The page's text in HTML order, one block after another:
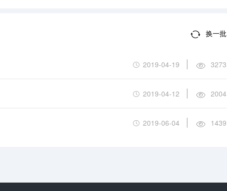
换一批
2019-04-19 3273
2019-04-12 2004
2019-06-04 1439